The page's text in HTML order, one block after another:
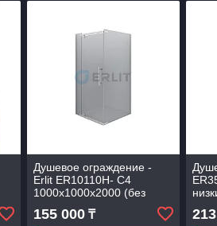
Душевое ограждение -
Erlit ER10110H- C4
1000х1000х2000 (без
поддона) тонированное
стекло
155 000₸